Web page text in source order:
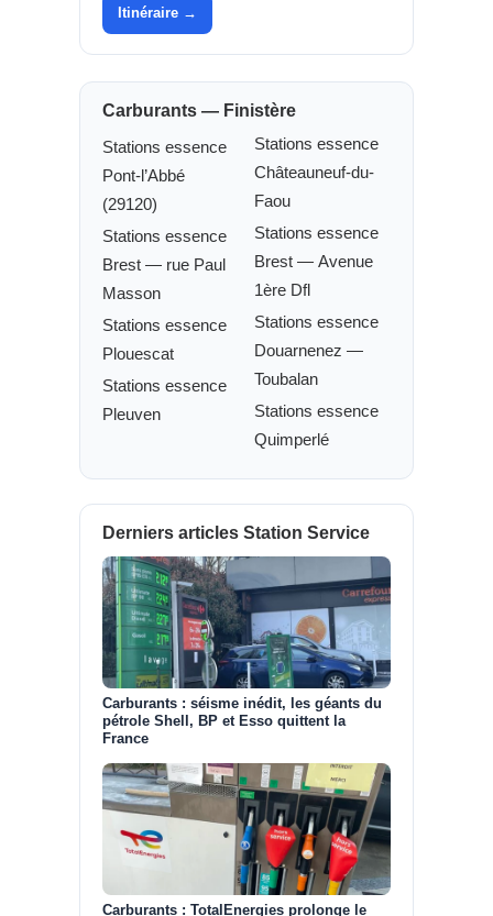
Itinéraire →
Carburants — Finistère
Stations essence
Pont-l’Abbé
(29120)
Stations essence
Brest — rue Paul
Masson
Stations essence
Plouescat
Stations essence
Pleuven
Stations essence
Châteauneuf-du-
Faou
Stations essence
Brest — Avenue
1ère Dfl
Stations essence
Douarnenez —
Toubalan
Stations essence
Quimperlé
Derniers articles Station Service
Carburants : séisme inédit, les géants du
pétrole Shell, BP et Esso quittent la
France
Carburants : TotalEnergies prolonge le